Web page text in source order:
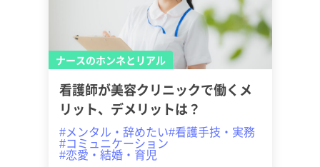
ナースのホンネとリアル
看護師が美容クリニックで働くメ
リット、デメリットは？
#メンタル・辞めたい#看護手技・実務
#コミュニケーション
#恋愛・結婚・育児